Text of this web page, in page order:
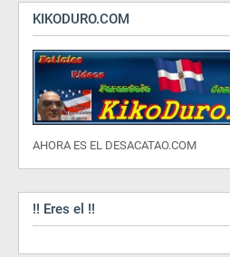
KIKODURO.COM
AHORA ES EL DESACATAO.COM
!! Eres el !!